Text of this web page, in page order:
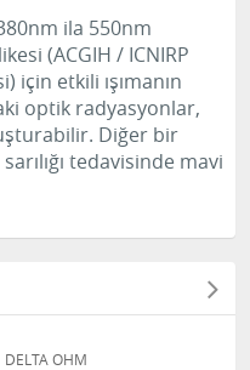
ila 550nm
(ACGIH / ICNIRP
için etkili ışımanın
optik radyasyonlar,
Diğer bir
tedavisinde mavi
DELTA OHM